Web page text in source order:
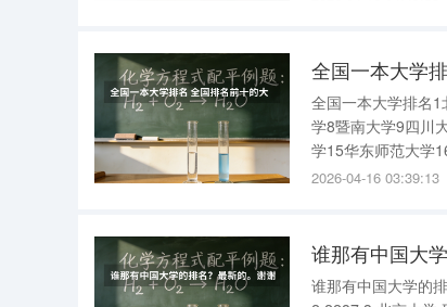
全国一本大学
全国一本大学排名
学8暨南大学9四川
学15华东师范大学
国排名前十的大学
2026-04-16 03:39:13
谁那有中国大
谁那有中国大学的排名？最